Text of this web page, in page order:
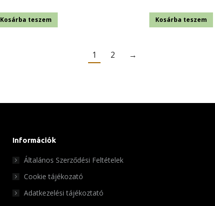
Kosárba teszem Kosárba teszem
1 2 →
Információk
Általános Szerződési Feltételek
Cookie tájékozató
Adatkezelési tájékoztató